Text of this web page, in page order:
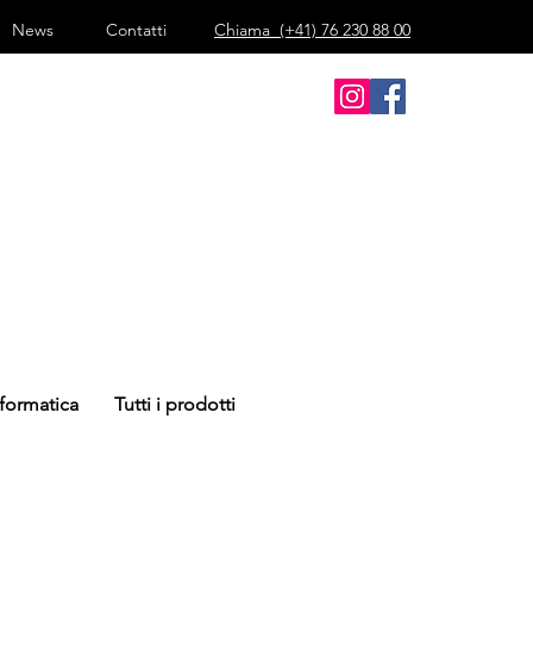
News Contatti Chiama (+41) 76 230 88 00
Tutti i prodotti